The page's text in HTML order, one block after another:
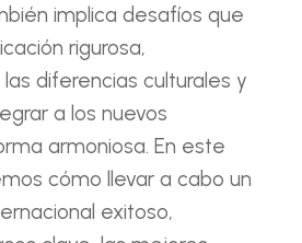
implica desafíos que
rigurosa,
diferencias culturales y
a los nuevos
armoniosa. En este
cómo llevar a cabo un
exitoso,